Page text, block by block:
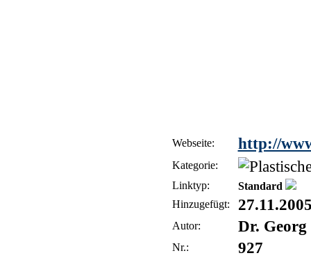
Webseite: http://
Kategorie:
Linktyp:
Standard
Hinzugefügt:
Autor: Dr.
Nr.: 927